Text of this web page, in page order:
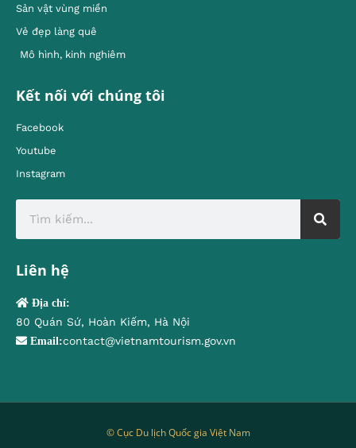
Sản vật vùng miền
Vẻ đẹp làng quê
Mô hình, kinh nghiêm
Kết nối với chúng tôi
Facebook
Youtube
Instagram
Liên hệ
Địa chỉ:
80 Quán Sứ, Hoàn Kiếm, Hà Nội
Email:contact@vietnamtourism.gov.vn
© Cục Du lịch Quốc gia Việt Nam